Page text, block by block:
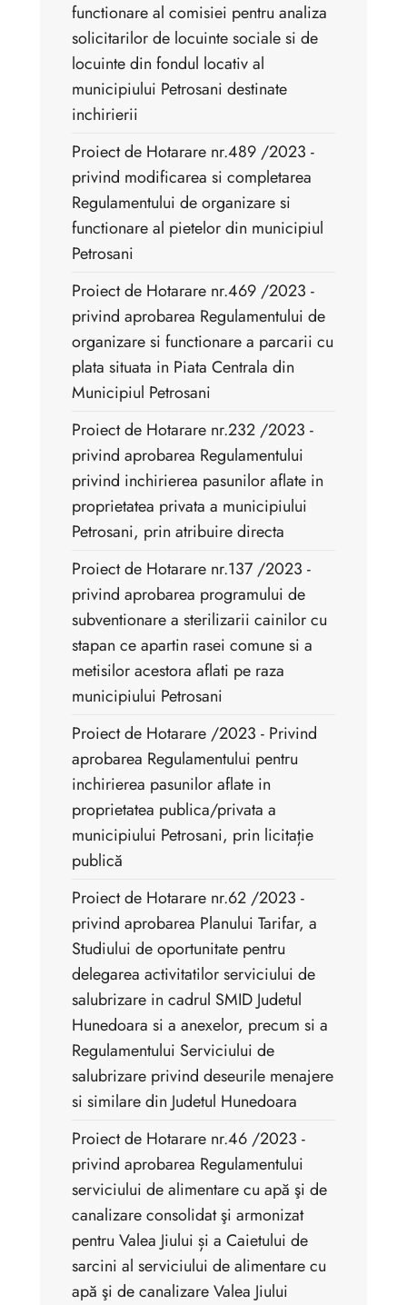
functionare al comisiei pentru analiza
solicitarilor de locuinte sociale si de
locuinte din fondul locativ al
municipiului Petrosani destinate
inchirierii
Proiect de Hotarare nr.489 /2023 -
privind modificarea si completarea
Regulamentului de organizare si
functionare al pietelor din municipiul
Petrosani
Proiect de Hotarare nr.469 /2023 -
privind aprobarea Regulamentului de
organizare si functionare a parcarii cu
plata situata in Piata Centrala din
Municipiul Petrosani
Proiect de Hotarare nr.232 /2023 -
privind aprobarea Regulamentului
privind inchirierea pasunilor aflate in
proprietatea privata a municipiului
Petrosani, prin atribuire directa
Proiect de Hotarare nr.137 /2023 -
privind aprobarea programului de
subventionare a sterilizarii cainilor cu
stapan ce apartin rasei comune si a
metisilor acestora aflati pe raza
municipiului Petrosani
Proiect de Hotarare /2023 - Privind
aprobarea Regulamentului pentru
inchirierea pasunilor aflate in
proprietatea publica/privata a
municipiului Petrosani, prin licitație
publică
Proiect de Hotarare nr.62 /2023 -
privind aprobarea Planului Tarifar, a
Studiului de oportunitate pentru
delegarea activitatilor serviciului de
salubrizare in cadrul SMID Judetul
Hunedoara si a anexelor, precum si a
Regulamentului Serviciului de
salubrizare privind deseurile menajere
si similare din Judetul Hunedoara
Proiect de Hotarare nr.46 /2023 -
privind aprobarea Regulamentului
serviciului de alimentare cu apă şi de
canalizare consolidat şi armonizat
pentru Valea Jiului și a Caietului de
sarcini al serviciului de alimentare cu
apă şi de canalizare Valea Jiului